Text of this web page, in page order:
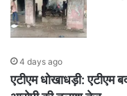
4 days ago
एटीएम धोखाधड़ी: एटीएम